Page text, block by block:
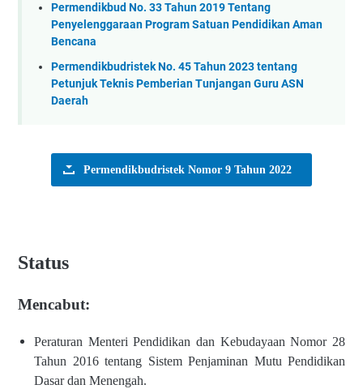
Permendikbud No. 33 Tahun 2019 Tentang
Penyelenggaraan Program Satuan Pendidikan Aman
Bencana
Permendikbudristek No. 45 Tahun 2023 tentang
Petunjuk Teknis Pemberian Tunjangan Guru ASN
Daerah
Permendikbudristek Nomor 9 Tahun 2022
Status
Mencabut:
Peraturan Menteri Pendidikan dan Kebudayaan Nomor 28
Tahun 2016 tentang Sistem Penjaminan Mutu Pendidikan
Dasar dan Menengah.